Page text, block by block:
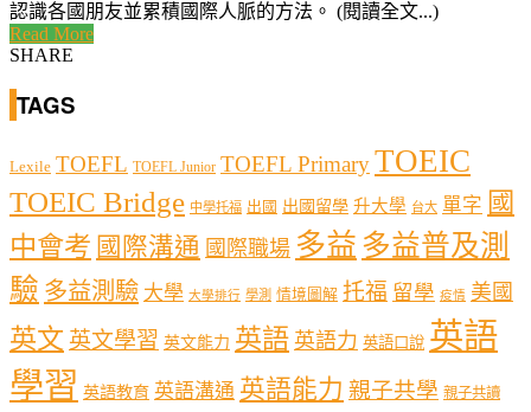
認識各國朋友並累積國際人脈的方法。 (閱讀全文...)
Read More
SHARE
TAGS
Lexile TOEFL TOEFL Junior TOEFL PrimaryTOEIC
TOEIC Bridge 中學托福 出國 出國留學 升大學 台大 單字 國
中會考 國際溝通 國際職場 多益 多益普及測
驗 多益測驗 大學 大學排行 學測 情境圖解 托福 留學 疫情 美國
英文 英文學習 英文能力 英語 英語力 英語口說 英語
學習 英語教育 英語溝通 英語能力 親子共學 親子共讀